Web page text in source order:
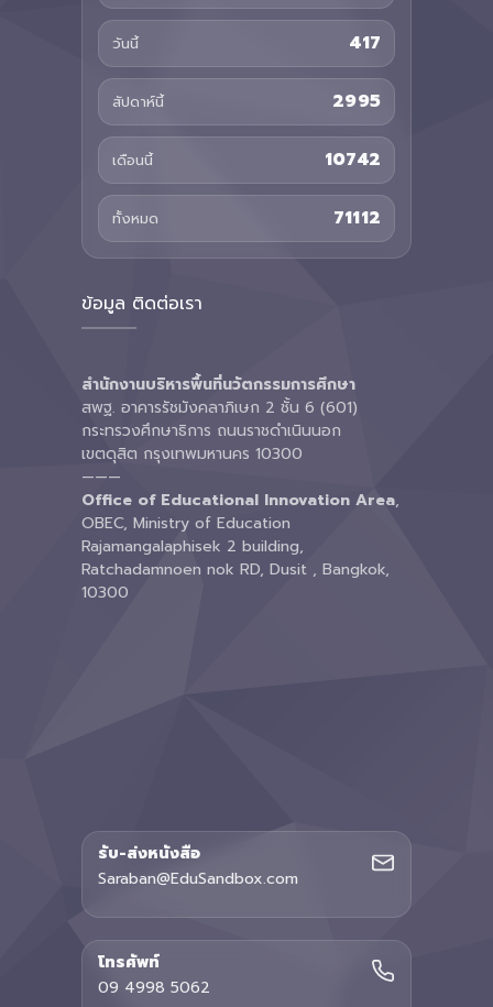
วันนี้ 417
สัปดาห์นี้ 2995
เดือนนี้ 10742
ทั้งหมด 71112
ข้อมูล ติดต่อเรา
สำนักงานบริหารพื้นที่นวัตกรรมการศึกษา
สพฐ. อาคารรัชมังคลาภิเษก 2 ชั้น 6 (601)
กระทรวงศึกษาธิการ ถนนราชดำเนินนอก
เขตดุสิต กรุงเทพมหานคร 10300
———
Office of Educational Innovation Area,
OBEC, Ministry of Education
Rajamangalaphisek 2 building,
Ratchadamnoen nok RD, Dusit , Bangkok,
10300
รับ-ส่งหนังสือ
Saraban@EduSandbox.com
โทรศัพท์
09 4998 5062